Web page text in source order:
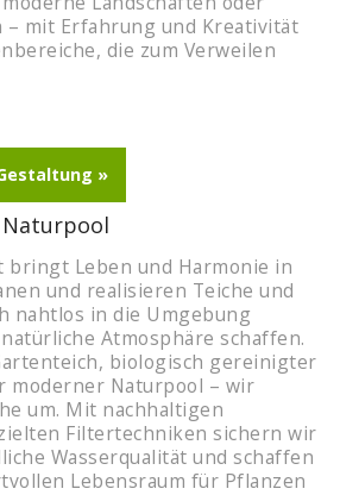
– mit Erfahrung und Kreativität
die zum Verweilen
»
bringt Leben und Harmonie in
und realisieren Teiche und
nahtlos in die Umgebung
Atmosphäre schaffen.
biologisch gereinigter
moderner Naturpool – wir
um. Mit nachhaltigen
Filtertechniken sichern wir
Wasserqualität und schaffen
Lebensraum für Pflanzen